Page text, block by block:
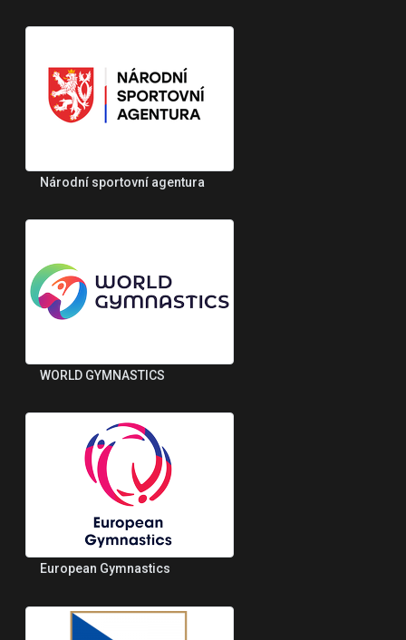
Národní sportovní agentura
WORLD GYMNASTICS
European Gymnastics